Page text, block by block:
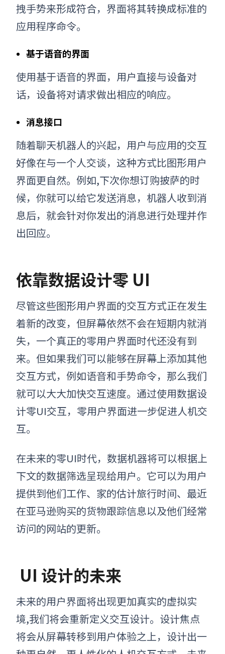
拽手势来形成符合，界面将其转换成标准的
应用程序命令。
基于语音的界面
使用基于语音的界面，用户直接与设备对
话，设备将对请求做出相应的响应。
消息接口
随着聊天机器人的兴起，用户与应用的交互
好像在与一个人交谈，这种方式比图形用户
界面更自然。例如,下次你想订购披萨的时
候，你就可以给它发送消息，机器人收到消
息后，就会针对你发出的消息进行处理并作
出回应。
依靠数据设计零 UI
尽管这些图形用户界面的交互方式正在发生
着新的改变，但屏幕依然不会在短期内就消
失，一个真正的零用户界面时代还没有到
来。但如果我们可以能够在屏幕上添加其他
交互方式，例如语音和手势命令，那么我们
就可以大大加快交互速度。通过使用数据设
计零UI交互，零用户界面进一步促进人机交
互。
在未来的零UI时代，数据机器将可以根据上
下文的数据筛选呈现给用户。它可以为用户
提供到他们工作、家的估计旅行时间、最近
在亚马逊购买的货物跟踪信息以及他们经常
访问的网站的更新。
UI 设计的未来
未来的用户界面将出现更加真实的虚拟实
境,我们将会重新定义交互设计。设计焦点
将会从屏幕转移到用户体验之上，设计出一